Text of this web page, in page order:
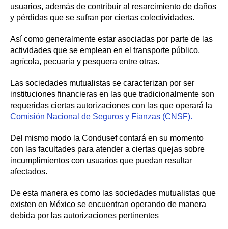
usuarios, además de contribuir al resarcimiento de daños
y pérdidas que se sufran por ciertas colectividades.
Así como generalmente estar asociadas por parte de las
actividades que se emplean en el transporte público,
agrícola, pecuaria y pesquera entre otras.
Las sociedades mutualistas se caracterizan por ser
instituciones financieras en las que tradicionalmente son
requeridas ciertas autorizaciones con las que operará la
Comisión Nacional de Seguros y Fianzas (CNSF).
Del mismo modo la Condusef contará en su momento
con las facultades para atender a ciertas quejas sobre
incumplimientos con usuarios que puedan resultar
afectados.
De esta manera es como las sociedades mutualistas que
existen en México se encuentran operando de manera
debida por las autorizaciones pertinentes